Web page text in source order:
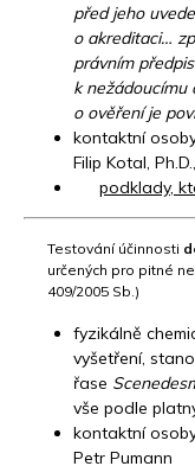
před jeho
o akreditaci…
právním
k nežádoucímu
o ověření je
kontaktní
Filip Kotal,
podklady,
Testování účinnosti
určených pro pitné
409/2005 Sb.)
fyzikálně
vyšetření,
řase
vše podle
kontaktní
Petr Pumann